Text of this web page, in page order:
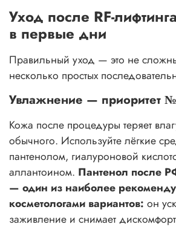
Уход после RF-
в первые дни
Правильный уход — это не
несколько простых
Увлажнение — приоритет
Кожа после процедуры теряет
обычного. Используйте лёгкие
пантенолом, гиалуроновой
аллантоином. Пантенол после
— один из наиболее
косметологами вариантов: он
заживление и снимает